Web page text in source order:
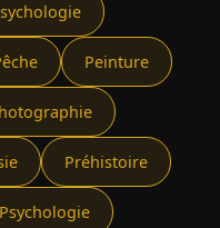
Peinture
Préhistoire
Psychologie